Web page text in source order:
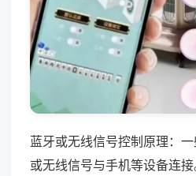
蓝牙或无线信号控制原理：
或无线信号与手机等设备连